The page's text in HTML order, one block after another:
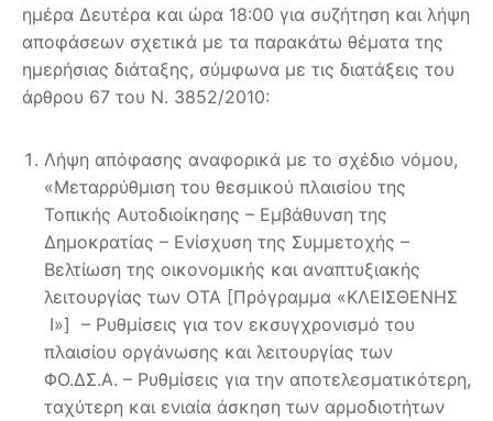
ημέρα Δευτέρα και ώρα 18:00 για συζήτηση και λήψη
αποφάσεων σχετικά με τα παρακάτω θέματα της
ημερήσιας διάταξης, σύμφωνα με τις διατάξεις του
άρθρου 67 του Ν. 3852/2010:
Λήψη απόφασης αναφορικά με το σχέδιο νόμου,
«Μεταρρύθμιση του θεσμικού πλαισίου της
Τοπικής Αυτοδιοίκησης – Εμβάθυνση της
Δημοκρατίας – Ενίσχυση της Συμμετοχής –
Βελτίωση της οικονομικής και αναπτυξιακής
λειτουργίας των ΟΤΑ [Πρόγραμμα «ΚΛΕΙΣΘΕΝΗΣ
Ι»] – Ρυθμίσεις για τον εκσυγχρονισμό του
πλαισίου οργάνωσης και λειτουργίας των
ΦΟ.ΔΣ.Α. – Ρυθμίσεις για την αποτελεσματικότερη,
ταχύτερη και ενιαία άσκηση των αρμοδιοτήτων